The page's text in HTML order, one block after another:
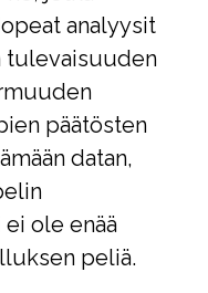
analyysit
tulevaisuuden
päätösten
datan,
ole enää
peliä.